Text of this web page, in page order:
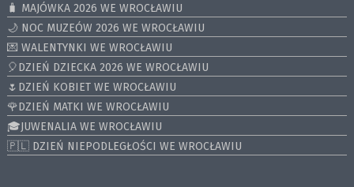
🧳 MAJÓWKA 2026 WE WROCŁAWIU
🌙 NOC MUZEÓW 2026 WE WROCŁAWIU
💌 WALENTYNKI WE WROCŁAWIU
🎈DZIEŃ DZIECKA 2026 WE WROCŁAWIU
🌷DZIEŃ KOBIET WE WROCŁAWIU
🌹DZIEŃ MATKI WE WROCŁAWIU
🎓JUWENALIA WE WROCŁAWIU
🇵🇱 DZIEŃ NIEPODLEGŁOŚCI WE WROCŁAWIU